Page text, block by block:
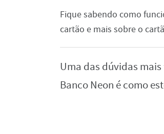
Fique sabendo como
cartão e mais sobre o
Uma das dúvidas
Banco Neon é como